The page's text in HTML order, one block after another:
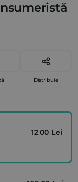
Distribuie
12.00 Lei